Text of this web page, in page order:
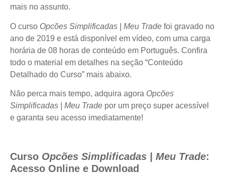
mais no assunto.
O curso Opcões Simplificadas | Meu Trade foi gravado no
ano de 2019 e está disponível em vídeo, com uma carga
horária de 08 horas de conteúdo em Português. Confira
todo o material em detalhes na seção “Conteúdo
Detalhado do Curso” mais abaixo.
Não perca mais tempo, adquira agora Opcões
Simplificadas | Meu Trade por um preço super acessível
e garanta seu acesso imediatamente!
Curso Opcões Simplificadas | Meu Trade:
Acesso Online e Download